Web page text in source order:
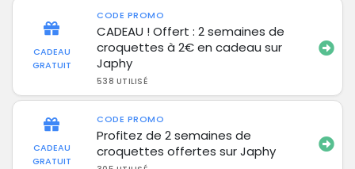
CADEAU
GRATUIT
CODE PROMO
CADEAU ! Offert : 2 semaines de
croquettes à 2€ en cadeau sur
Japhy
538 UTILISÉ
CADEAU
GRATUIT
CODE PROMO
Profitez de 2 semaines de
croquettes offertes sur Japhy